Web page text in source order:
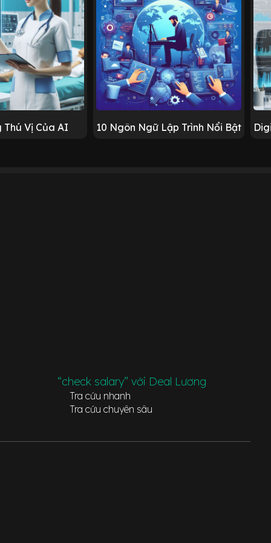
Thú Vị Của AI 10 Ngôn Ngữ Lập Trình Nổi Bật
“check salary” với Deal Lương
Tra cứu nhanh
Tra cứu chuyên sâu